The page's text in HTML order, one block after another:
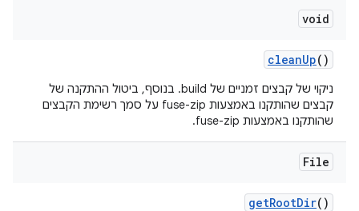
void
cleanUp()
ניקוי של קבצים זמניים של build. בנוסף, ביטול ההתקנה של
קבצים שהותקנו באמצעות fuse-zip על סמך רשימת הקבצים
שהותקנו באמצעות fuse-zip.
File
getRootDir()